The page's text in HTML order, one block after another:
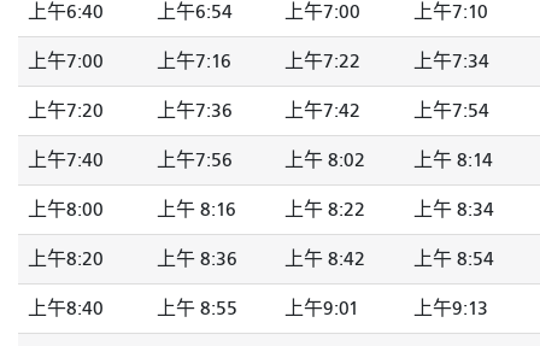
上午6:40 上午6:54 上午7:00 上午7:10
上午7:00 上午7:16 上午7:22 上午7:34
上午7:20 上午7:36 上午7:42 上午7:54
上午7:40 上午7:56 上午 8:02 上午 8:14
上午8:00 上午 8:16 上午 8:22 上午 8:34
上午8:20 上午 8:36 上午 8:42 上午 8:54
上午8:40 上午 8:55 上午9:01 上午9:13